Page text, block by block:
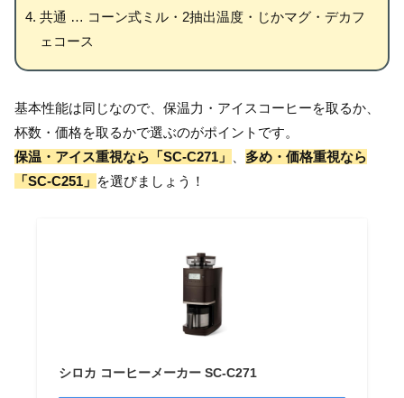
共通 … コーン式ミル・2抽出温度・じかマグ・デカフ
ェコース
基本性能は同じなので、保温力・アイスコーヒーを取るか、
杯数・価格を取るかで選ぶのがポイントです。
保温・アイス重視なら「SC-C271」
多め・価格重視なら
「SC-C251」 を選びましょう！
シロカ コーヒーメーカー SC-C271